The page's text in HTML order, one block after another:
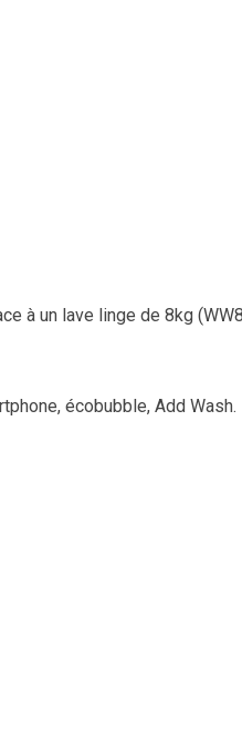
à un lave linge de 8kg
écobubble, Add Wash.